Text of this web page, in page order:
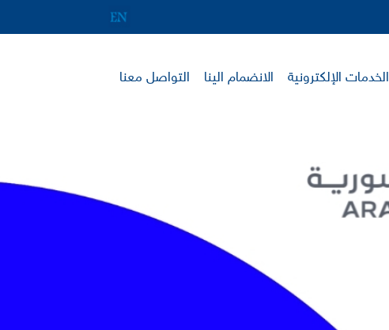
الخدمات الإلكترونية الانضمام الينا التواصل معنا